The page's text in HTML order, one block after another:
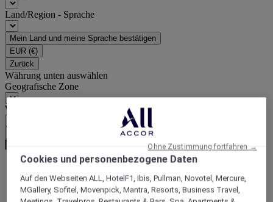
Land/Region - Sprache
Mein Land und meine Sprache bestätigen
EUR (€)
Zurück
Währung unten auswählen
Geografische Zone
Währung
World
Asia
Cookies und personenbezogene Daten
Auf den Webseiten ALL, HotelF1, Ibis, Pullman, Novotel, Mercure,
MGallery, Sofitel, Movenpick, Mantra, Resorts, Business Travel,
Ohne Zustimmung fortfahren →